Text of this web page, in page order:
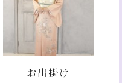
お出掛け